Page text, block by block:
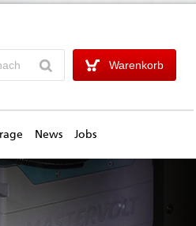
Warenkorb
News Jobs